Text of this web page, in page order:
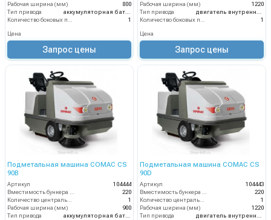
Рабочая ширина (мм)
800
Тип привода
1
Цена
Запрос цены
Рабочая ширина (мм)
1220
Тип привода
1
Цена
Запрос цены
Подметальная машина COMAC CS
90B
Артикул
104444
220
1
Рабочая ширина (мм)
900
Тип привода
Подметальная машина COMAC CS
90D
Артикул
104443
220
1
Рабочая ширина (мм)
1220
Тип привода